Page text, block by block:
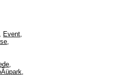
, Event,
,
,
,